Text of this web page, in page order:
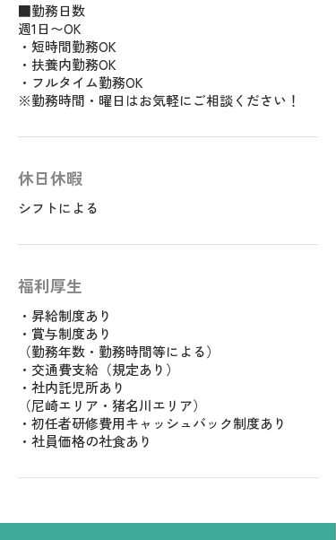
■勤務日数
週1日〜OK
・短時間勤務OK
・扶養内勤務OK
・フルタイム勤務OK
※勤務時間・曜日はお気軽にご相談ください！
休日休暇
シフトによる
福利厚生
・昇給制度あり
・賞与制度あり
（勤務年数・勤務時間等による）
・交通費支給（規定あり）
・社内託児所あり
（尼崎エリア・猪名川エリア）
・初任者研修費用キャッシュバック制度あり
・社員価格の社食あり